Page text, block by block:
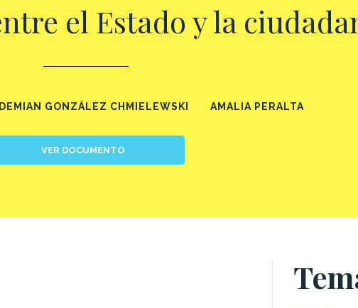
el Estado y la
DEMIAN GONZÁLEZ CHMIELEWSKI AMALIA PERALTA
VER DOCUMENTO